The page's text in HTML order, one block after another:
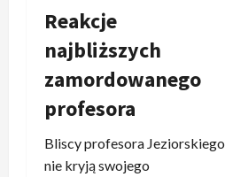
Reakcje
najbliższych
zamordowanego
profesora
Bliscy profesora Jeziorskiego
nie kryją swojego